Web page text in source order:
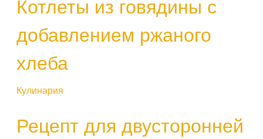
Котлеты из говядины с
добавлением ржаного
хлеба
Кулинария
Рецепт для двусторонней